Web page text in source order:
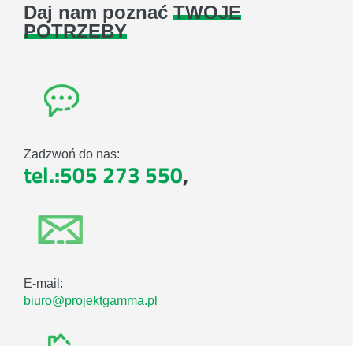
Daj nam poznać TWOJE
POTRZEBY
Zadzwoń do nas:
tel.:505 273 550,
E-mail:
biuro@projektgamma.pl